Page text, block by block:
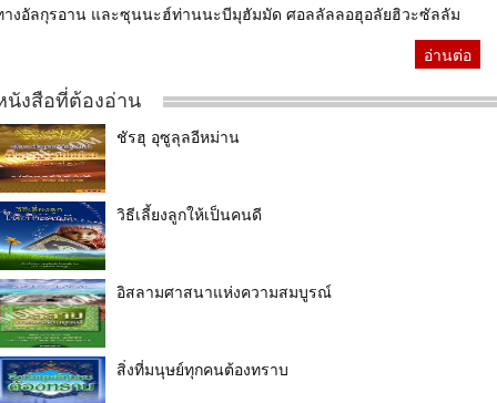
างอัลกุรอาน และซุนนะฮ์ท่านนะบีมุฮัมมัด ศอลลัลลอฮุอลัยฮิวะซัลลัม
อ่านต่อ
นังสือที่ต้องอ่าน
ชัรฮุ อุซูลุลอีหม่าน
วิธีเลี้ยงลูกให้เป็นคนดี
อิสลามศาสนาแห่งความสมบูรณ์
สิ่งที่มนุษย์ทุกคนต้องทราบ